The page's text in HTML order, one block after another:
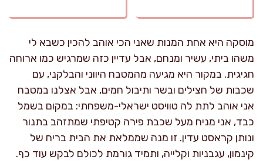
מוסקה היא אחת המנות שאני הכי אוהב להכין כשבא לי
משהו ביתי, עשיר ומנחם, אבל עדיין כזה שמרגיש כמו ארוחה
חגיגית. במקור היא מגיעה מהמטבח היווני והבלקני, עם
שכבות של חצילים ובשר ותיבול חמים, אבל אצלנו במטבח
אני אוהב לתת לה טוויסט ישראלי-משפחתי: במקום בשמל
כבד, אני מניח מעל שכבת פירה קטיפתי שמתזהב בתנור
ונותן קראסט עדין. זו מנה שממלאת את הבית בריח של
קינמון, עגבניות וקלייה, ותמיד גורמת לכולם לבקש עוד כף.